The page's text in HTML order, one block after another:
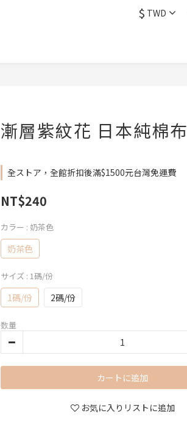
$ TWD
漸層紫紋花 日本純棉布
全ストア，全館折扣後滿$1500元台灣免運費
NT$240
カラー : 奶茶色
奶茶色
サイズ : 1碼/份
1碼/份 2碼/份
数量
カートに追加
お気に入りリストに追加